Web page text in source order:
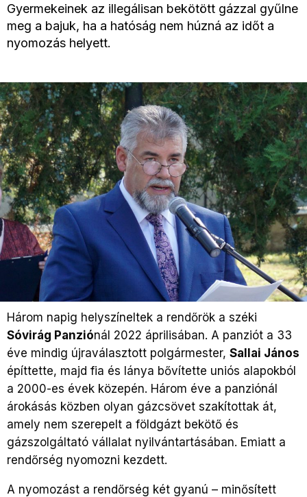
Gyermekeinek az illegálisan bekötött gázzal gyűlne
meg a bajuk, ha a hatóság nem húzná az időt a
nyomozás helyett.
Három napig helyszíneltek a rendőrök a széki
Sóvirág Panziónál 2022 áprilisában. A panziót a 33
éve mindig újraválasztott polgármester, Sallai János
építtette, majd fia és lánya bővítette uniós alapokból
a 2000-es évek közepén. Három éve a panziónál
árokásás közben olyan gázcsövet szakítottak át,
amely nem szerepelt a földgázt bekötő és
gázszolgáltató vállalat nyilvántartásában. Emiatt a
rendőrség nyomozni kezdett.
A nyomozást a rendőrség két gyanú – minősített